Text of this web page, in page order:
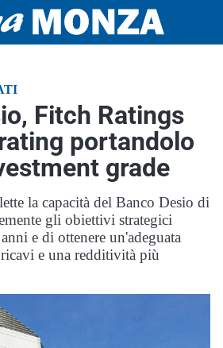
Fitch Ratings
portandolo
grade
la capacità del Banco Desio di
gli obiettivi strategici
e di ottenere un'adeguata
e una redditività più